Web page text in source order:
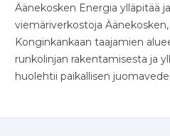
Äänekosken Energia ylläpitää
viemäriverkostoja
Konginkankaan taajamien
runkolinjan rakentamisesta ja
huolehtii paikallisen